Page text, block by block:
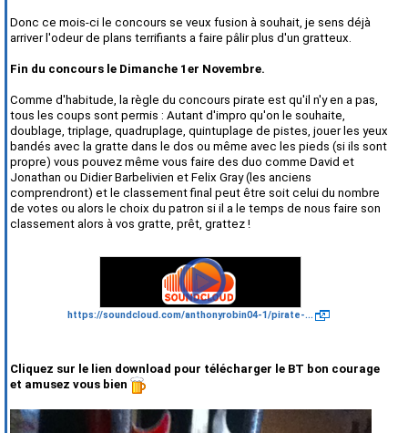
Donc ce mois-ci le concours se veux fusion à souhait, je sens déjà
arriver l'odeur de plans terrifiants a faire pâlir plus d'un gratteux.
Fin du concours le Dimanche 1er Novembre.
Comme d'habitude, la règle du concours pirate est qu'il n'y en a pas,
tous les coups sont permis : Autant d'impro qu'on le souhaite,
doublage, triplage, quadruplage, quintuplage de pistes, jouer les yeux
bandés avec la gratte dans le dos ou même avec les pieds (si ils sont
propre) vous pouvez même vous faire des duo comme David et
Jonathan ou Didier Barbelivien et Felix Gray (les anciens
comprendront) et le classement final peut être soit celui du nombre
de votes ou alors le choix du patron si il a le temps de nous faire son
classement alors à vos gratte, prêt, grattez !
https://soundcloud.com/anthonyrobin04-1/pirate-...
Cliquez sur le lien download pour télécharger le BT bon courage
et amusez vous bien